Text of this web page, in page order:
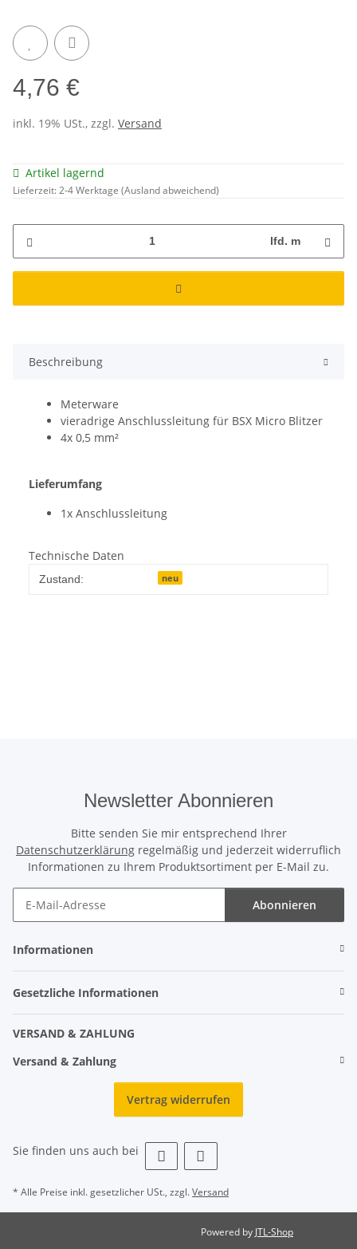
4,76 €
inkl. 19% USt., zzgl. Versand
Artikel lagernd
Lieferzeit:2-4 Werktage (Ausland abweichend)
lfd. m
Beschreibung
Meterware
vieradrige Anschlussleitung für BSX Micro Blitzer
4x 0,5 mm²
Lieferumfang
1x Anschlussleitung
Technische Daten
Zustand: neu
Newsletter Abonnieren
Bitte senden Sie mir entsprechend Ihrer
Datenschutzerklärung regelmäßig und jederzeit widerruflich
Informationen zu Ihrem Produktsortiment per E-Mail zu.
Abonnieren
Informationen
Gesetzliche Informationen
VERSAND & ZAHLUNG
Versand & Zahlung
Vertrag widerrufen
Sie finden uns auch bei
* Alle Preise inkl. gesetzlicher USt., zzgl.Versand
Powered by JTL-Shop